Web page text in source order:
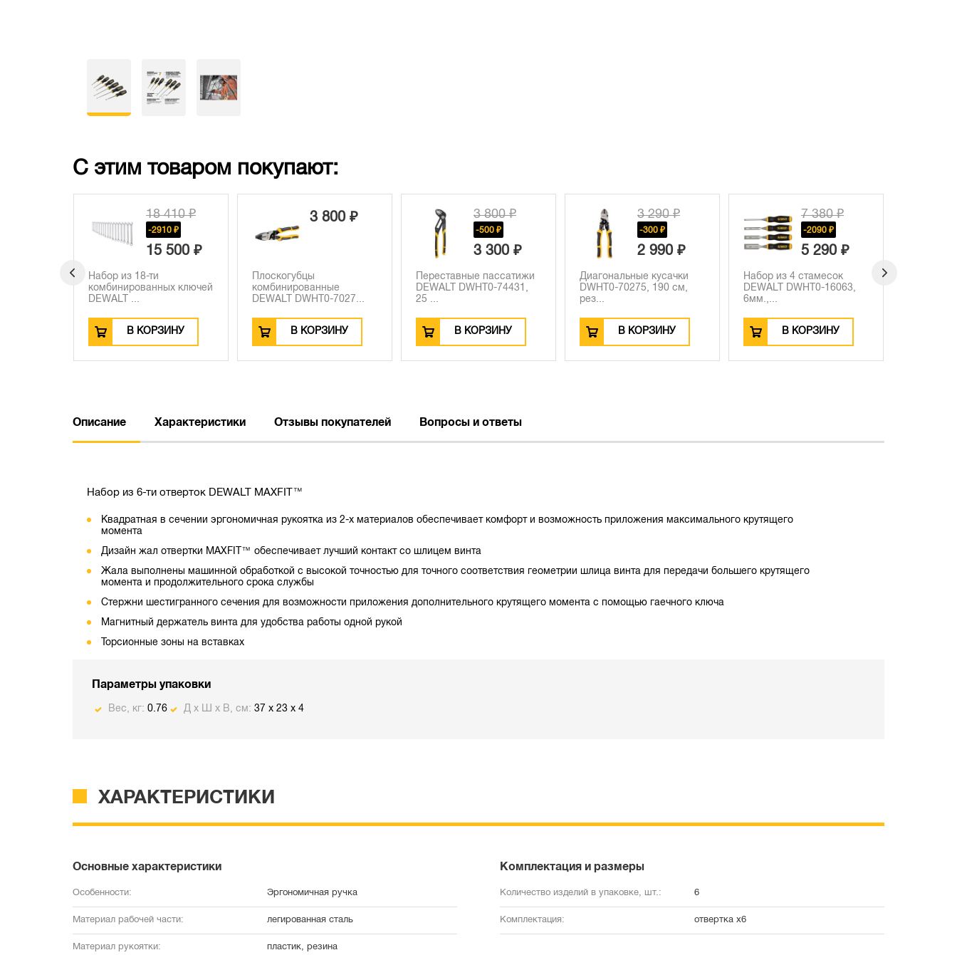
С этим товаром покупают:
3 800 ₽
Плоскогубцы
комбинированные
DEWALT DWHT0-7027...
В КОРЗИНУ
3 800 ₽
Переставные пассатижи
DEWALT DWHT0-74431,
25 ...
В КОРЗИНУ
3 290 ₽
-300 ₽
2 990 ₽
Диагональные кусачки
DWHT0-70275, 190 см,
рез...
В КОРЗИНУ
7 380 ₽
-2090 ₽
5 290 ₽
Набор из 4 стамесок
DEWALT DWHT0-16063,
6мм.,...
В КОРЗИНУ
5 180 ₽
-1320 ₽
3 860 ₽
Мини-кувалда DEWALT
DWHT51388-0, 1.36 кг
В КОРЗИНУ
Описание Характеристики Отзывы покупателей Вопросы и ответы
Набор из 6-ти отверток DEWALT MAXFIT™
Квадратная в сечении эргономичная рукоятка из 2-х материалов обеспечивает комфорт и возможность приложения максимального крутящего
момента
Дизайн жал отвертки MAXFIT™ обеспечивает лучший контакт со шлицем винта
Жала выполнены машинной обработкой c высокой точностью для точного соответствия геометрии шлица винта для передачи большего крутящего
момента и продолжительного срока службы
Стержни шестигранного сечения для возможности приложения дополнительного крутящего момента с помощью гаечного ключа
Магнитный держатель винта для удобства работы одной рукой
Торсионные зоны на вставках
Параметры упаковки
Вес, кг: 0.76 Д х Ш х В, см: 37 x 23 x 4
ХАРАКТЕРИСТИКИ
Основные характеристики
Особенности: Эргономичная ручка
Материал рабочей части: легированная сталь
Материал рукоятки: пластик, резина
Комплектация и размеры
Количество изделий в упаковке, шт.: 6
Комплектация: отвертка х6